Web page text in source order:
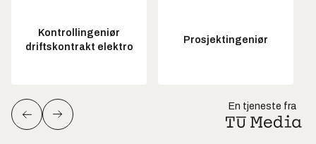
Kontrollingeniør
driftskontrakt elektro
Prosjektingeniør
En tjeneste fra